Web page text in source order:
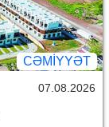
CƏMİYYƏT
07.08.2026